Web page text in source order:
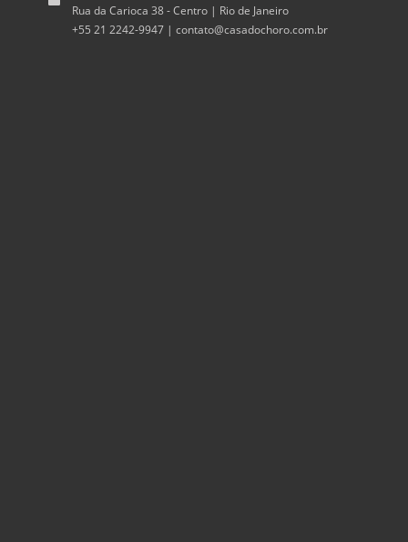
Rua da Carioca 38 - Centro | Rio de Janeiro
+55 21 2242-9947 | contato@casadochoro.com.br